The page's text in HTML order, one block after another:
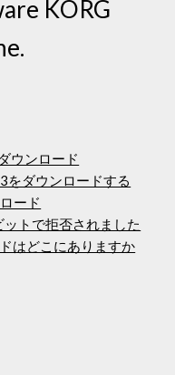
KORG
ウンロード
をダウンロードする
ード
トで拒否されました
はどこにありますか